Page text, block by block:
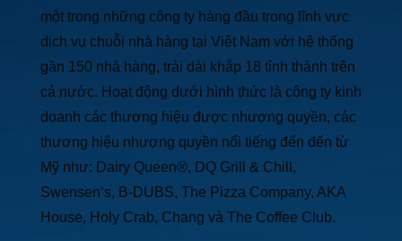
một trong những công ty hàng đầu trong lĩnh vực
dịch vụ chuỗi nhà hàng tại Việt Nam với hệ thống
gần 150 nhà hàng, trải dài khắp 18 tỉnh thành trên
cả nước. Hoạt động dưới hình thức là công ty kinh
doanh các thương hiệu được nhượng quyền, các
thương hiệu nhượng quyền nổi tiếng đến đến từ
Mỹ như: Dairy Queen®, DQ Grill & Chill,
Swensen‘s, B-DUBS, The Pizza Company, AKA
House, Holy Crab, Chang và The Coffee Club.